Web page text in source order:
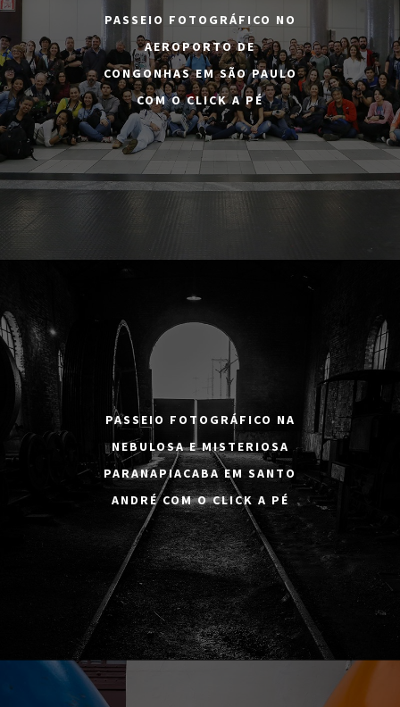
PASSEIO FOTOGRÁFICO NO
AEROPORTO DE
CONGONHAS EM SÃO PAULO
COM O CLICK A PÉ
PASSEIO FOTOGRÁFICO NA
NEBULOSA E MISTERIOSA
PARANAPIACABA EM SANTO
ANDRÉ COM O CLICK A PÉ